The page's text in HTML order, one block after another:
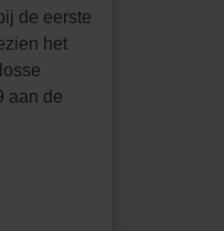
de eerste
het
aan de